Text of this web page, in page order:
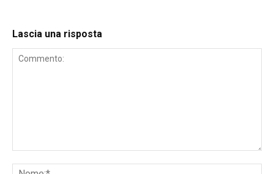
Lascia una risposta